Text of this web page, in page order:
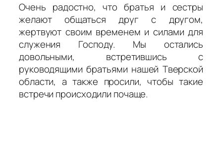
Очень радостно, что братья и сестры
желают общаться друг с другом,
жертвуют своим временем и силами для
служения Господу. Мы остались
довольными, встретившись с
руководящими братьями нашей Тверской
области, а также просили, чтобы такие
встречи происходили почаще.